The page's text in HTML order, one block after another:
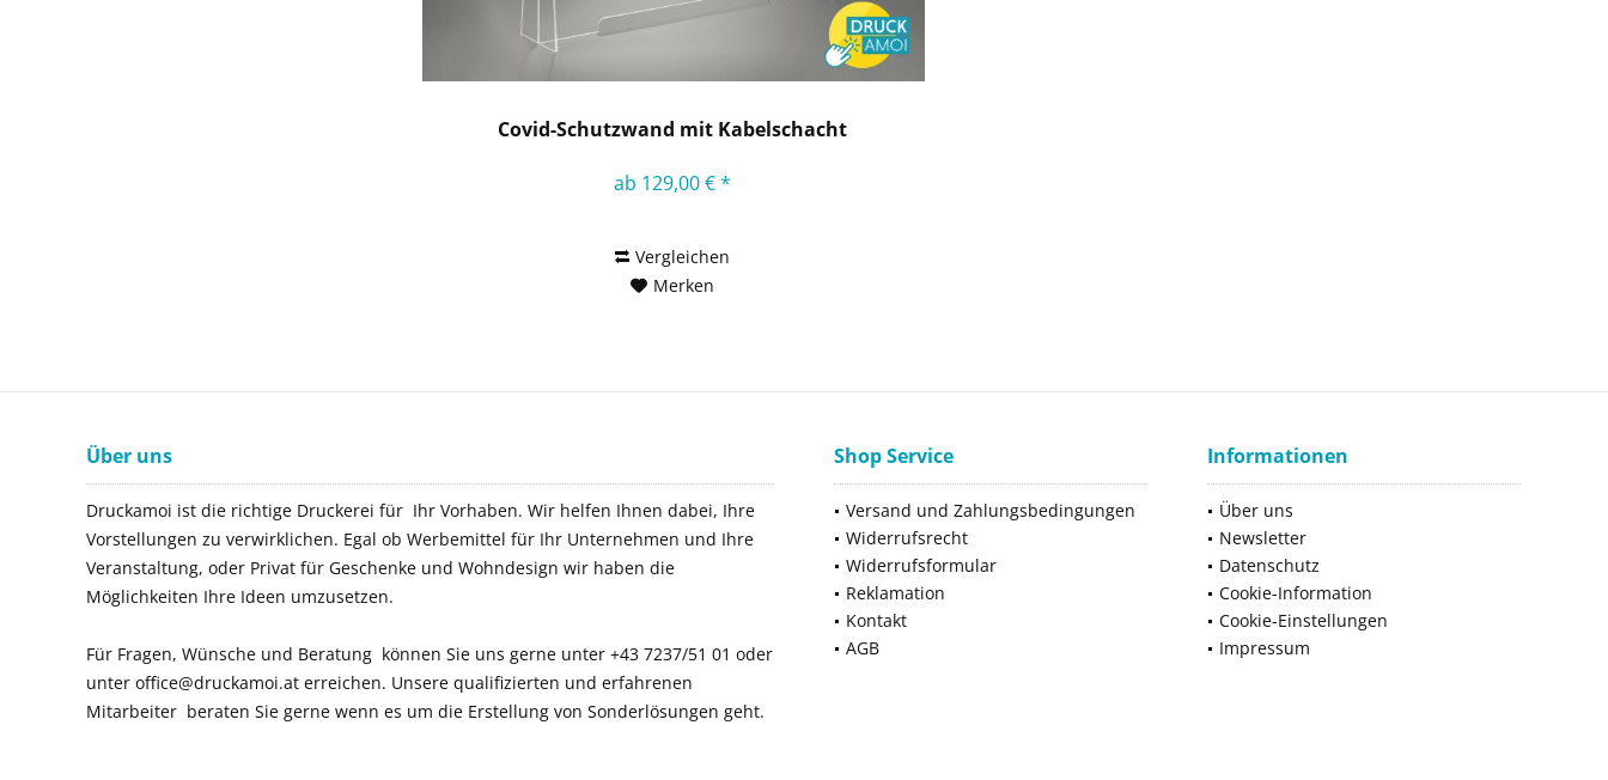
Covid-Schutzwand mit Kabelschacht
ab 129,00 € *
Vergleichen
Merken
Über uns
Druckamoi ist die richtige Druckerei für Ihr Vorhaben. Wir helfen Ihnen dabei, Ihre
Vorstellungen zu verwirklichen. Egal ob Werbemittel für Ihr Unternehmen und Ihre
Veranstaltung, oder Privat für Geschenke und Wohndesign wir haben die
Möglichkeiten Ihre Ideen umzusetzen.
Für Fragen, Wünsche und Beratung können Sie uns gerne unter +43 7237/51 01 oder
unter office@druckamoi.at erreichen. Unsere qualifizierten und erfahrenen
Mitarbeiter beraten Sie gerne wenn es um die Erstellung von Sonderlösungen geht.
Shop Service
Versand und Zahlungsbedingungen
Widerrufsrecht
Widerrufsformular
Reklamation
Kontakt
AGB
Informationen
Über uns
Newsletter
Datenschutz
Cookie-Information
Cookie-Einstellungen
Impressum